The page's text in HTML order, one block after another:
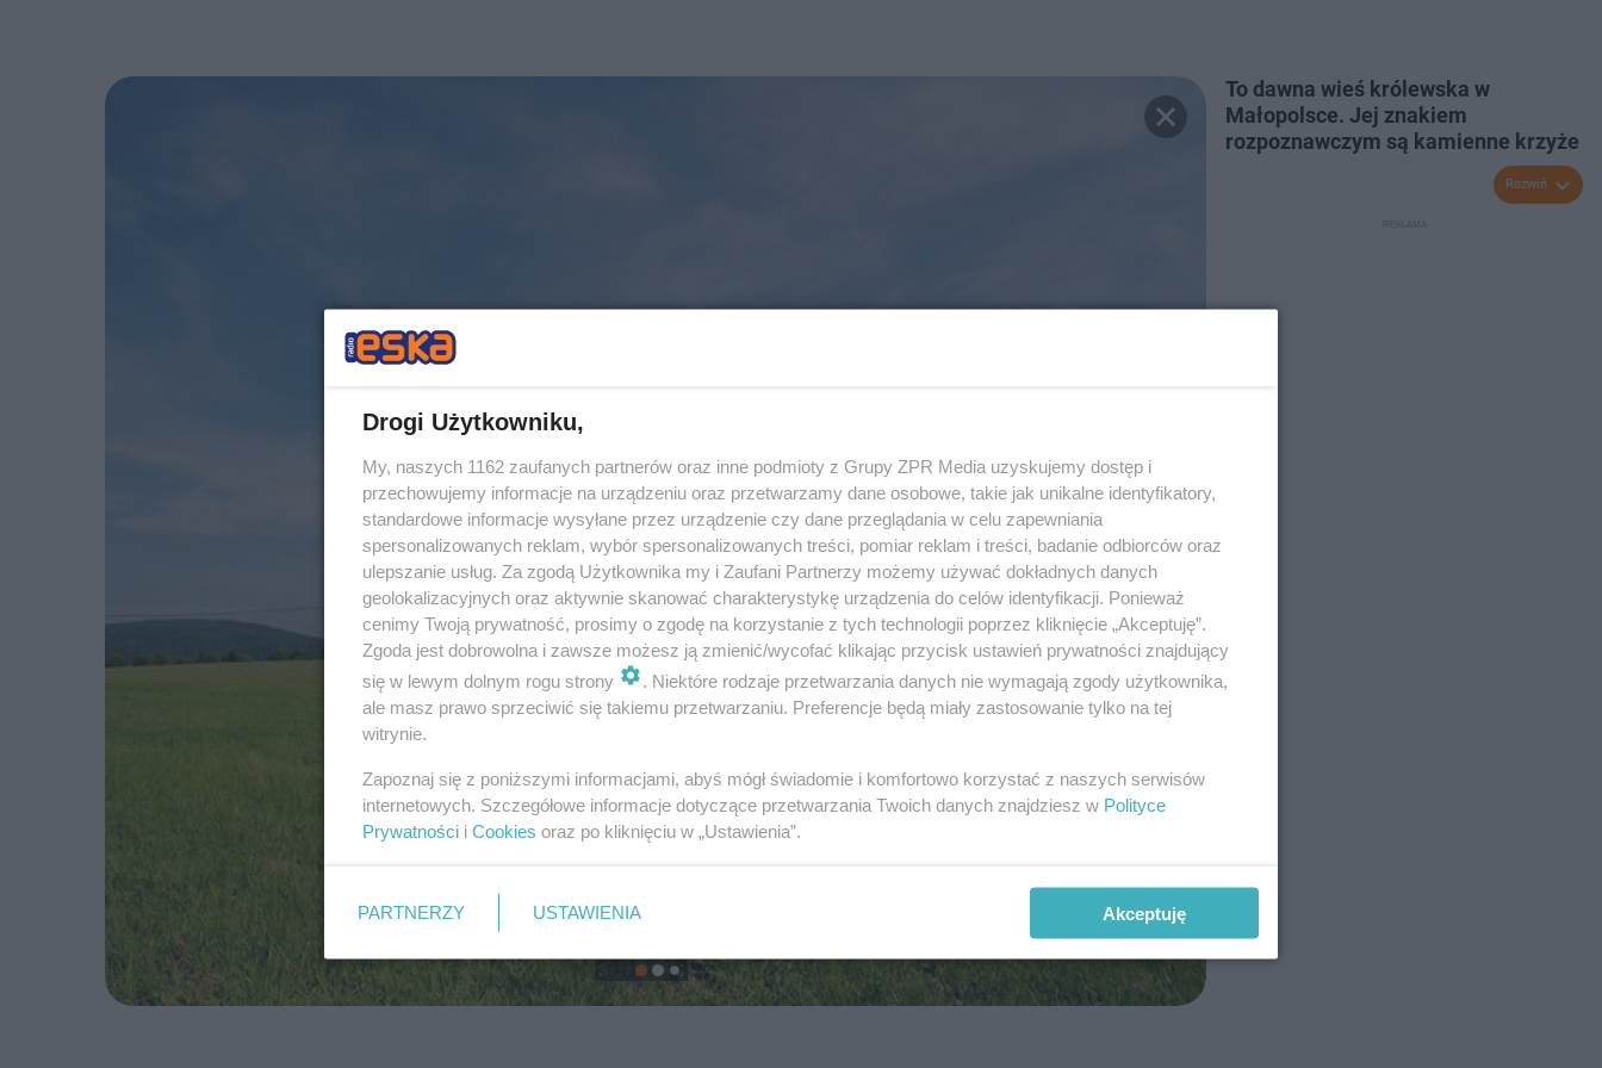
To dawna wieś królewska w
Małopolsce. Jej znakiem
rozpoznawczym są kamienne krzyże
Rozwiń
Drogi Użytkowniku,
My, naszych 1162 zaufanych partnerów oraz inne podmioty z Grupy ZPR Media uzyskujemy dostęp i
przechowujemy informacje na urządzeniu oraz przetwarzamy dane osobowe, takie jak unikalne identyfikatory,
standardowe informacje wysyłane przez urządzenie czy dane przeglądania w celu zapewniania
spersonalizowanych reklam, wybór spersonalizowanych treści, pomiar reklam i treści, badanie odbiorców oraz
ulepszanie usług. Za zgodą Użytkownika my i Zaufani Partnerzy możemy używać dokładnych danych
geolokalizacyjnych oraz aktywnie skanować charakterystykę urządzenia do celów identyfikacji. Ponieważ
cenimy Twoją prywatność, prosimy o zgodę na korzystanie z tych technologii poprzez kliknięcie „Akceptuję”.
Zgoda jest dobrowolna i zawsze możesz ją zmienić/wycofać klikając przycisk ustawień prywatności znajdujący
się w lewym dolnym rogu strony
. Niektóre rodzaje przetwarzania danych nie wymagają zgody użytkownika,
ale masz prawo sprzeciwić się takiemu przetwarzaniu. Preferencje będą miały zastosowanie tylko na tej
witrynie.
Zapoznaj się z poniższymi informacjami, abyś mógł świadomie i komfortowo korzystać z naszych serwisów
internetowych. Szczegółowe informacje dotyczące przetwarzania Twoich danych znajdziesz w Polityce
Prywatności i Cookies oraz po kliknięciu w „Ustawienia”.
PARTNERZY USTAWIENIA Akceptuję